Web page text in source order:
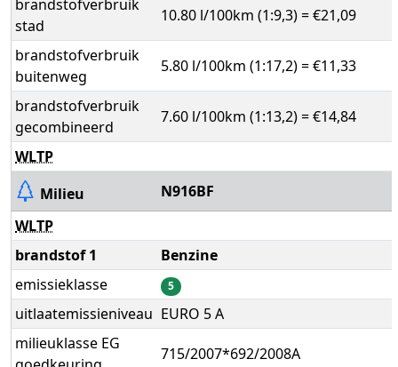
brandstofverbruik
stad
10.80 l/100km (1:9,3) = €21,09
brandstofverbruik
buitenweg
5.80 l/100km (1:17,2) = €11,33
brandstofverbruik
gecombineerd
7.60 l/100km (1:13,2) = €14,84
WLTP
Milieu
N916BF
WLTP
brandstof 1
Benzine
emissieklasse
5
uitlaatemissieniveau EURO 5 A
milieuklasse EG
715/2007*692/2008A